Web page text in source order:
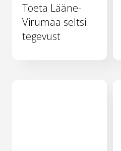
Toeta Lääne-
Virumaa seltsi
tegevust